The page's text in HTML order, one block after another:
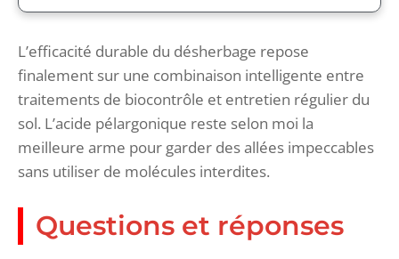
L’efficacité durable du désherbage repose
finalement sur une combinaison intelligente entre
traitements de biocontrôle et entretien régulier du
sol. L’acide pélargonique reste selon moi la
meilleure arme pour garder des allées impeccables
sans utiliser de molécules interdites.
Questions et réponses